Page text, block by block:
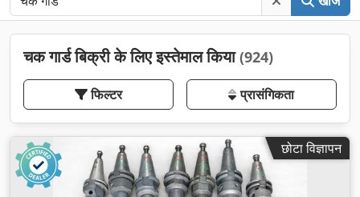
चक गार्ड बिक्री के लिए इस्तेमाल किया(924)
फिल्टर प्रासंगिकता
छोटा विज्ञापन